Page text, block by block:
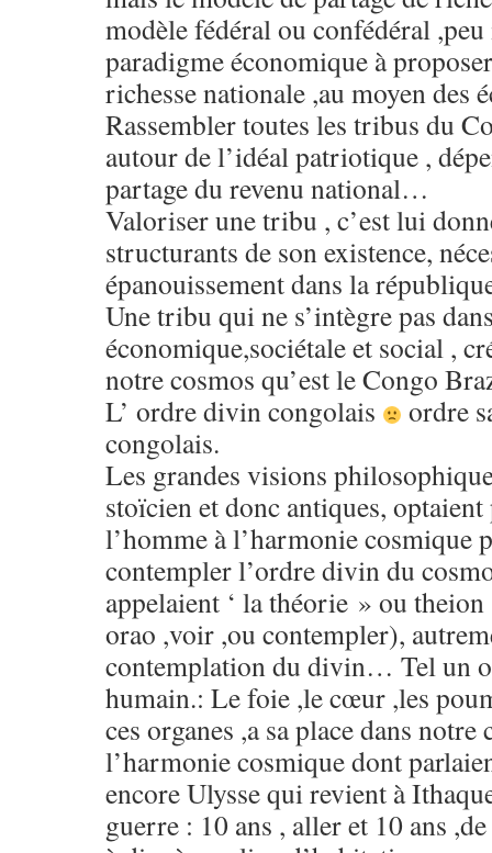
modèle fédéral ou confédéral
paradigme économique à
richesse nationale ,au moyen
Rassembler toutes les tribus du
autour de l’idéal patriotique ,
partage du revenu national…
Valoriser une tribu , c’est lui
structurants de son existence,
épanouissement dans la
Une tribu qui ne s’intègre pas
économique,sociétale et social ,
notre cosmos qu’est le Congo
L’ ordre divin congolais
ordre
congolais.
Les grandes visions
stoïcien et donc antiques,
l’homme à l’harmonie cosmique
contempler l’ordre divin du
appelaient ‘ la théorie » ou theion
orao ,voir ,ou contempler),
contemplation du divin… Tel un
humain.: Le foie ,le cœur ,les
ces organes ,a sa place dans
l’harmonie cosmique dont
encore Ulysse qui revient à
guerre : 10 ans , aller et 10 ans